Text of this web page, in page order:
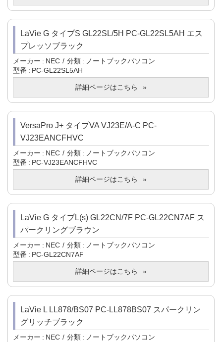
LaVie G タイプS GL22SL/5H PC-GL22SL5AH エス
プレッソブラック
メーカー NEC 分類
ノートブックパソコン
型番
PC-GL22SL5AH
詳細ページはこちら
VersaPro J+ タイプVA VJ23E/A-C PC-
VJ23EANCFHVC
メーカー NEC 分類
ノートブックパソコン
型番
PC-VJ23EANCFHVC
詳細ページはこちら
LaVie G タイプL(s) GL22CN/7F PC-GL22CN7AF ス
パークリングブラウン
メーカー NEC 分類
ノートブックパソコン
型番
PC-GL22CN7AF
詳細ページはこちら
LaVie L LL878/BS07 PC-LL878BS07 スパークリン
グリッチブラック
メーカー NEC 分類
ノートブックパソコン